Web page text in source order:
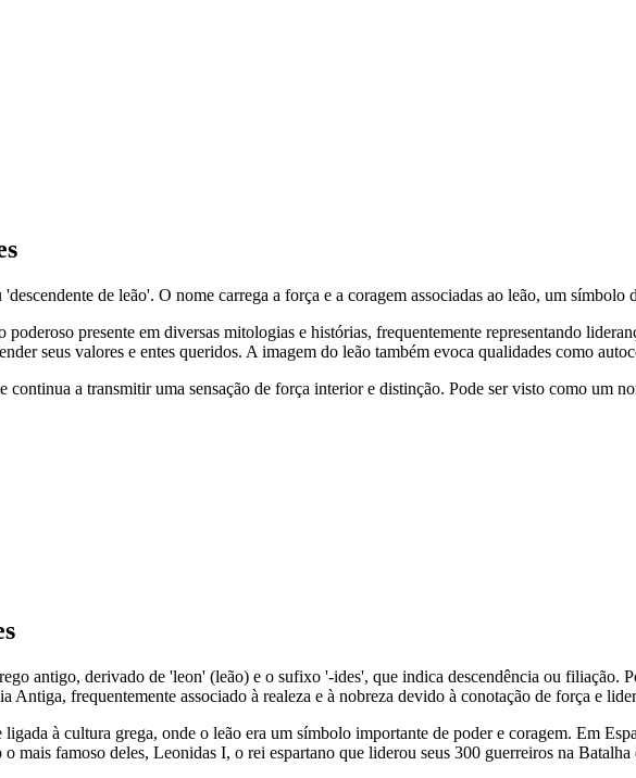
de leão'. O nome carrega a força e a coragem associadas ao leão, um símbolo
presente em diversas mitologias e histórias, frequentemente representando
seus valores e entes queridos. A imagem do leão também evoca qualidades como
a transmitir uma sensação de força interior e distinção. Pode ser visto como um
antigo, derivado de 'leon' (leão) e o sufixo '-ides', que indica descendência ou filiação.
Antiga, frequentemente associado à realeza e à nobreza devido à conotação de força e
à cultura grega, onde o leão era um símbolo importante de poder e coragem. Em
mais famoso deles, Leonidas I, o rei espartano que liderou seus 300 guerreiros na